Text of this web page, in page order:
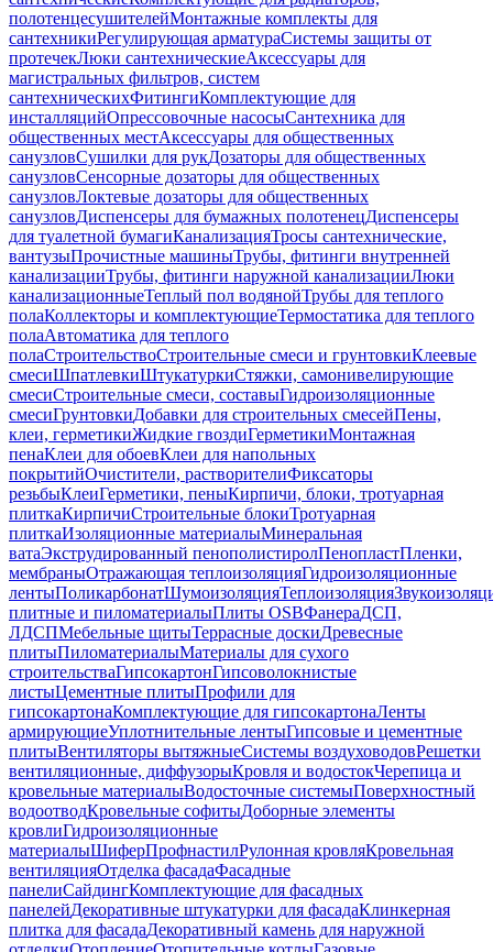
полотенцесушителейМонтажные комплекты для
сантехникиРегулирующая арматураСистемы защиты от
протечекЛюки сантехническиеАксессуары для
магистральных фильтров, систем
сантехническихФитингиКомплектующие для
инсталляцийОпрессовочные насосыСантехника для
общественных местАксессуары для общественных
санузловСушилки для рукДозаторы для общественных
санузловСенсорные дозаторы для общественных
санузловЛоктевые дозаторы для общественных
санузловДиспенсеры для бумажных полотенецДиспенсеры
для туалетной бумагиКанализацияТросы сантехнические,
вантузыПрочистные машиныТрубы, фитинги внутренней
канализацииТрубы, фитинги наружной канализацииЛюки
канализационныеТеплый пол водянойТрубы для теплого
полаКоллекторы и комплектующиеТермостатика для теплого
полаАвтоматика для теплого
полаСтроительствоСтроительные смеси и грунтовкиКлеевые
смесиШпатлевкиШтукатуркиСтяжки, самонивелирующие
смесиСтроительные смеси, составыГидроизоляционные
смесиГрунтовкиДобавки для строительных смесейПены,
клеи, герметикиЖидкие гвоздиГерметикиМонтажная
пенаКлеи для обоевКлеи для напольных
покрытийОчистители, растворителиФиксаторы
резьбыКлеиГерметики, пеныКирпичи, блоки, тротуарная
плиткаКирпичиСтроительные блокиТротуарная
плиткаИзоляционные материалыМинеральная
ватаЭкструдированный пенополистиролПенопластПленки,
мембраныОтражающая теплоизоляцияГидроизоляционные
лентыПоликарбонатШумоизоляцияТеплоизоляция
плитные и пиломатериалыПлиты OSBФанераДСП,
ЛДСПМебельные щитыТеррасные доскиДревесные
плитыПиломатериалыМатериалы для сухого
строительстваГипсокартонГипсоволокнистые
листыЦементные плитыПрофили для
гипсокартонаКомплектующие для гипсокартонаЛенты
армирующиеУплотнительные лентыГипсовые и цементные
плитыВентиляторы вытяжныеСистемы воздуховодовРешетки
вентиляционные, диффузорыКровля и водостокЧерепица и
кровельные материалыВодосточные системыПоверхностный
водоотводКровельные софитыДоборные элементы
кровлиГидроизоляционные
материалыШиферПрофнастилРулонная кровляКровельная
вентиляцияОтделка фасадаФасадные
панелиСайдингКомплектующие для фасадных
панелейДекоративные штукатурки для фасадаКлинкерная
плитка для фасадаДекоративный камень для наружной